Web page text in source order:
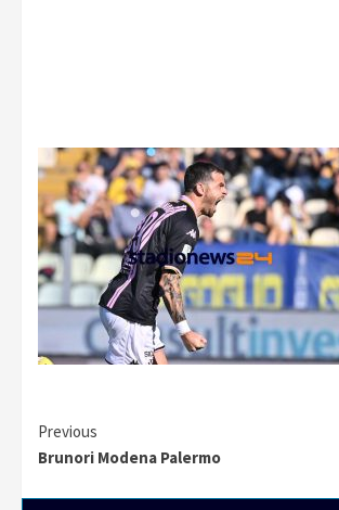
Continue
Previous
Brunori Modena Palermo